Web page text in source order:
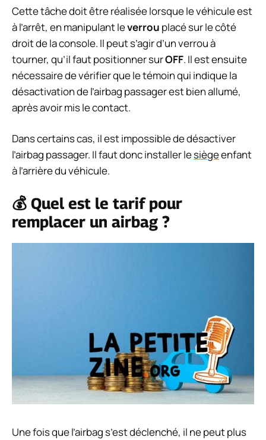
Cette tâche doit être réalisée lorsque le véhicule est
à l’arrêt, en manipulant leverrou placé sur le côté
droit de la console. Il peut s’agir d’un verrou à
tourner, qu’il faut positionner surOFF. Il est ensuite
nécessaire de vérifier que le témoin qui indique la
désactivation de l’airbag passager est bien allumé,
après avoir mis le contact.
Dans certains cas, il est impossible de désactiver
l’airbag passager. Il faut donc installer lesiègeenfant
à l’arrière du véhicule.
💰 Quel est le tarif pour
remplacer un airbag ?
Une fois que l’airbag s’est déclenché, il ne peut plus